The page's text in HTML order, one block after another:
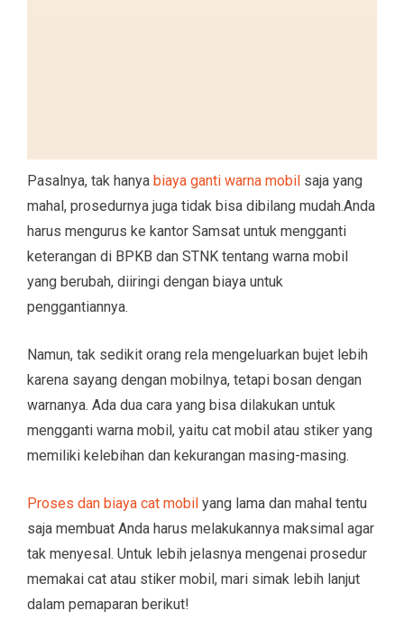
Pasalnya, tak hanya biaya ganti warna mobil saja yang
mahal, prosedurnya juga tidak bisa dibilang mudah.Anda
harus mengurus ke kantor Samsat untuk mengganti
keterangan di BPKB dan STNK tentang warna mobil
yang berubah, diiringi dengan biaya untuk
penggantiannya.
Namun, tak sedikit orang rela mengeluarkan bujet lebih
karena sayang dengan mobilnya, tetapi bosan dengan
warnanya. Ada dua cara yang bisa dilakukan untuk
mengganti warna mobil, yaitu cat mobil atau stiker yang
memiliki kelebihan dan kekurangan masing-masing.
Proses dan biaya cat mobil yang lama dan mahal tentu
saja membuat Anda harus melakukannya maksimal agar
tak menyesal. Untuk lebih jelasnya mengenai prosedur
memakai cat atau stiker mobil, mari simak lebih lanjut
dalam pemaparan berikut!